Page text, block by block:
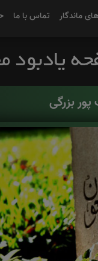
ماندگار تماس با ما
بزرگی